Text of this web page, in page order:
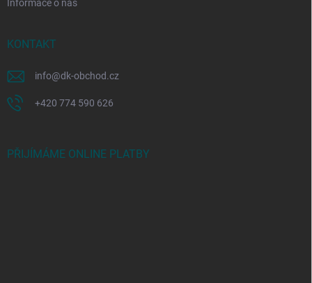
Informace o nás
KONTAKT
info@dk-obchod.cz
+420 774 590 626
PŘIJÍMÁME ONLINE PLATBY